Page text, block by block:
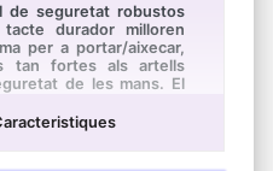
de seguretat robustos
durador milloren
per a portar/aixecar,
tan fortes als artells
de les mans. El